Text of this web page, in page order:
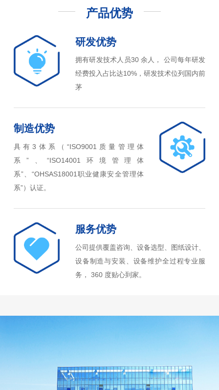
产品优势
研发优势
拥有研发技术人员30 余人， 公司每年研发
经费投入占比达10%，研发技术位列国内前
茅
制造优势
具有3体系（“ISO9001质量管理体
系”、“ISO14001环境管理体
系”、“OHSAS18001职业健康安全管理体
系”）认证。
服务优势
公司提供覆盖咨询、设备选型、图纸设计、
设备制造与安装、设备维护全过程专业服
务， 360 度贴心到家。